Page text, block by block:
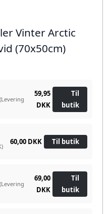
Vinter Arctic
(70x50cm)
(Levering
59,95
DKK
Til
butik
60,00 DKK Til butik
(Levering
69,00
DKK
Til
butik